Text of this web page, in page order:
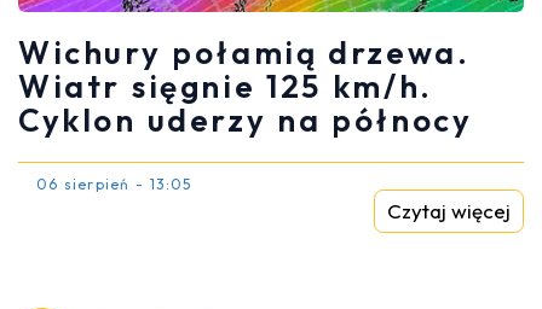
Wichury połamią drzewa.
Wiatr sięgnie 125 km/h.
Cyklon uderzy na północy
06 sierpień - 13:05
Czytaj więcej